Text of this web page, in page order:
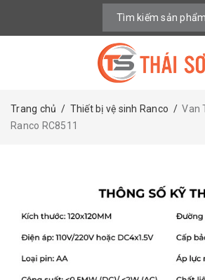
Trang chủ / Thiết bị vệ sinh Ranco / Van
Ranco RC8511